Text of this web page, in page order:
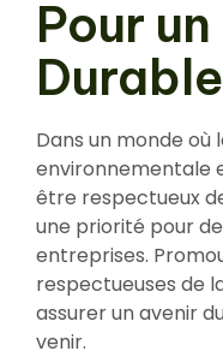
Pour
Durable
Dans un monde où
environnementale
être respectueux
une priorité pour
entreprises.
respectueuses de
assurer un avenir
venir.